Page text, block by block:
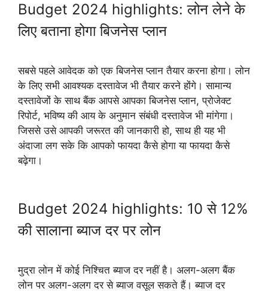
Budget 2024 highlights: लोन लेने के
लिए बताना होगा बिजनेस प्लान
सबसे पहले आवेदक को एक बिजनेस प्लान तैयार करना होगा। लोन
के लिए सभी आवश्यक दस्तावेज भी तैयार करने होंगे। सामान्य
दस्तावेजों के साथ बैंक आपसे आपका बिजनेस प्लान, प्रोजेक्ट
रिपोर्ट, भविष्य की आय के अनुमान संबंधी दस्तावेज भी मांगेगा।
जिससे उसे आपकी जरूरत की जानकारी हो, साथ ही यह भी
अंदाजा लग सके कि आपको फायदा कैसे होगा या फायदा कैसे
बढ़ेगा।
Budget 2024 highlights: 10 से 12%
की सालाना ब्याज दर पर लोन
मुद्रा लोन में कोई निश्चित ब्याज दर नहीं है। अलग-अलग बैंक
लोन पर अलग-अलग दर से ब्याज वसूल सकते हैं। ब्याज दर